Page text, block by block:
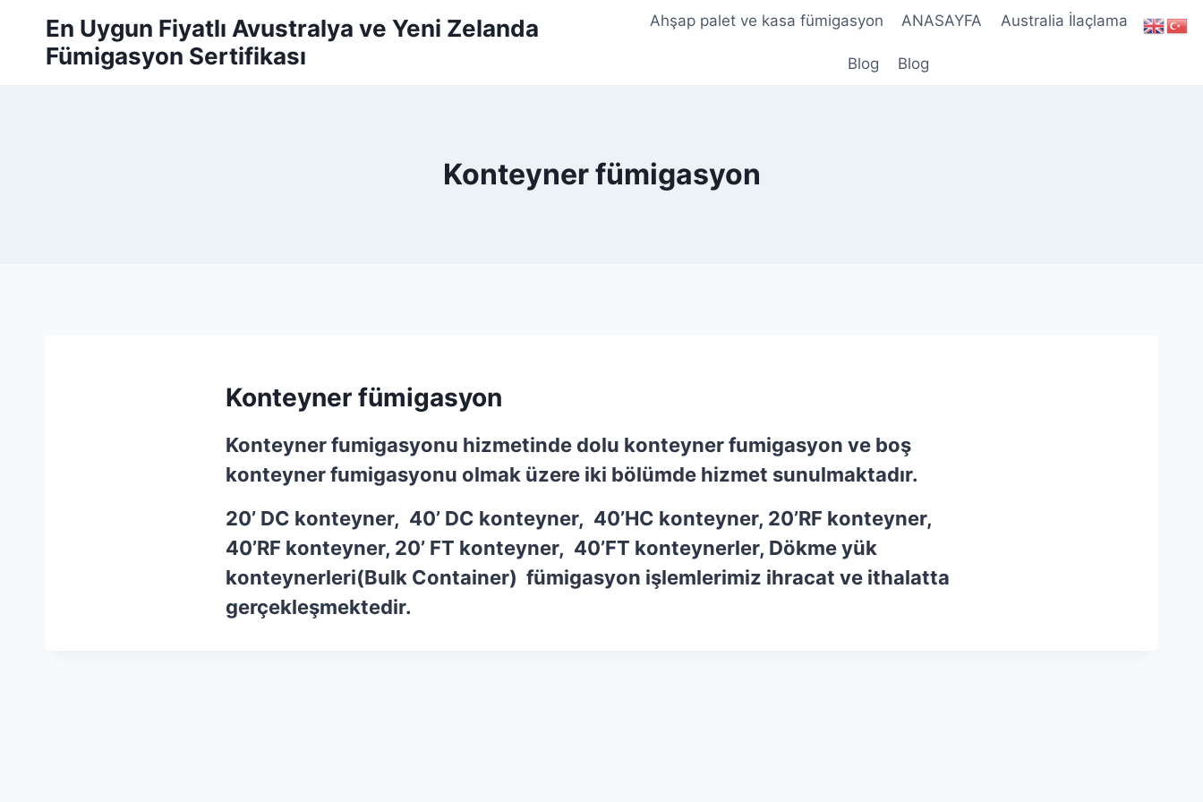
content
En Uygun Fiyatlı Avustralya ve Yeni Zelanda
Fümigasyon Sertifikası
Ahşap palet ve kasa fümigasyon ANASAYFA Australia İlaçlama
Blog Blog
Konteyner fümigasyon
Konteyner fümigasyon
Konteyner fumigasyonu hizmetinde dolu konteyner fumigasyon ve boş
konteyner fumigasyonu olmak üzere iki bölümde hizmet sunulmaktadır.
20’ DC konteyner, 40’ DC konteyner, 40’HC konteyner, 20’RF konteyner,
40’RF konteyner, 20’ FT konteyner, 40’FT konteynerler, Dökme yük
konteynerleri(Bulk Container) fümigasyon işlemlerimiz ihracat ve ithalatta
gerçekleşmektedir.